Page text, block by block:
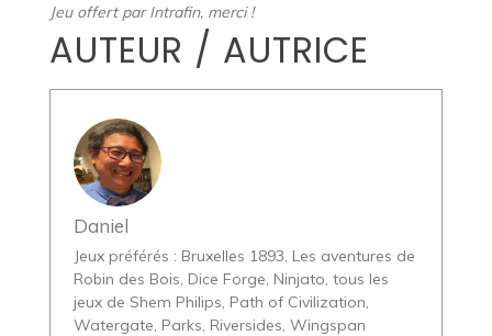
Jeu offert par Intrafin, merci !
AUTEUR / AUTRICE
Daniel
Jeux préférés : Bruxelles 1893, Les aventures de
Robin des Bois, Dice Forge, Ninjato, tous les
jeux de Shem Philips, Path of Civilization,
Watergate, Parks, Riversides, Wingspan